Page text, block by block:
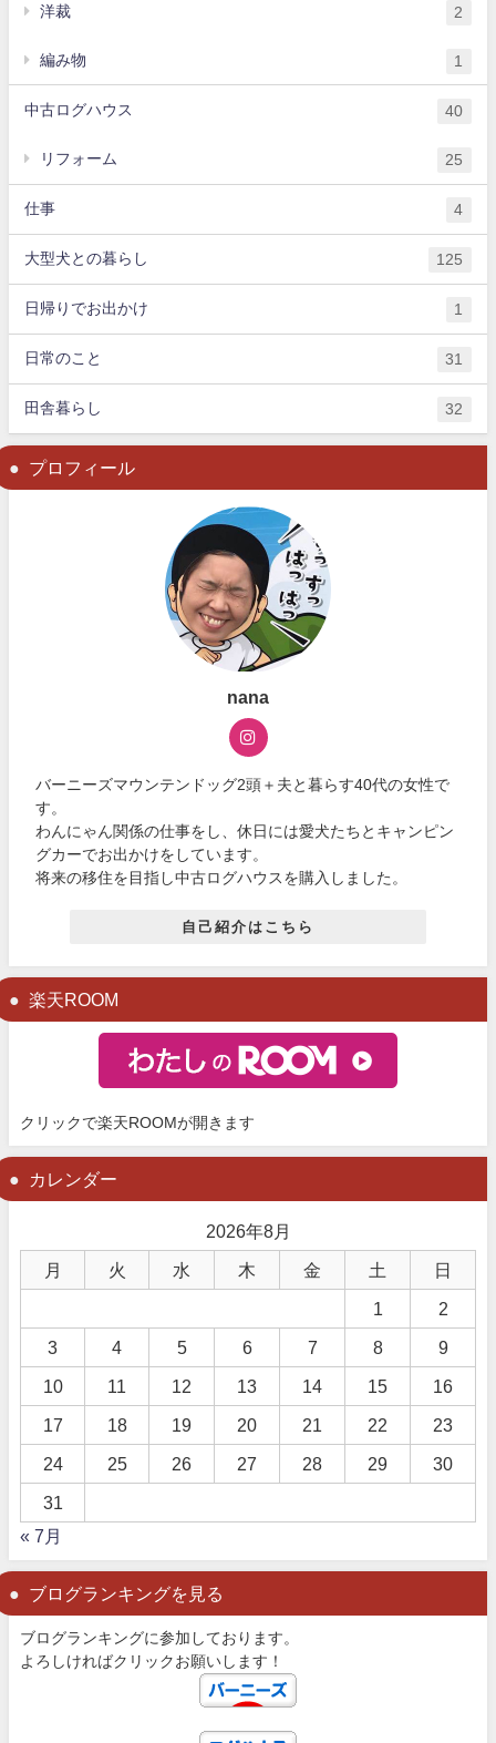
洋裁 2
編み物 1
中古ログハウス 40
リフォーム 25
仕事 4
大型犬との暮らし 125
日帰りでお出かけ 1
日常のこと 31
田舎暮らし 32
プロフィール
nana
バーニーズマウンテンドッグ2頭＋夫と暮らす40代の女性で
す。
わんにゃん関係の仕事をし、休日には愛犬たちとキャンピン
グカーでお出かけをしています。
将来の移住を目指し中古ログハウスを購入しました。
自己紹介はこちら
楽天ROOM
クリックで楽天ROOMが開きます
カレンダー
2026年8月
月 火 水 木 金 土 日
1 2
3 4 5 6 7 8 9
10 11 12 13 14 15 16
17 18 19 20 21 22 23
24 25 26 27 28 29 30
31
« 7月
ブログランキングを見る
ブログランキングに参加しております。
よろしければクリックお願いします！